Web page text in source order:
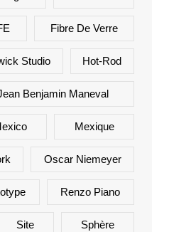
Fibre De Verre
Studio Hot-Rod
Benjamin Maneval
Mexique
Oscar Niemeyer
Renzo Piano
Site Sphère